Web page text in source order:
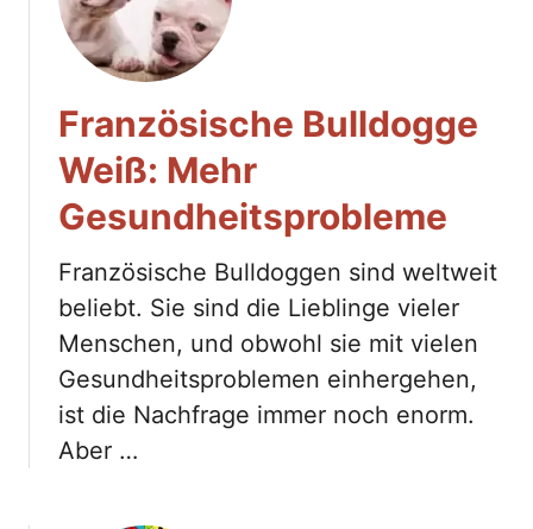
Französische Bulldogge
Weiß: Mehr
Gesundheitsprobleme
Französische Bulldoggen sind weltweit
beliebt. Sie sind die Lieblinge vieler
Menschen, und obwohl sie mit vielen
Gesundheitsproblemen einhergehen,
ist die Nachfrage immer noch enorm.
Aber …